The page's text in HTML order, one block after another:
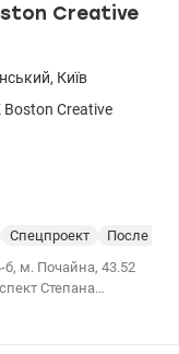
Creative
, Київ
Creative
Спецпроект
После
б, м. Почайна, 43.52
Степана